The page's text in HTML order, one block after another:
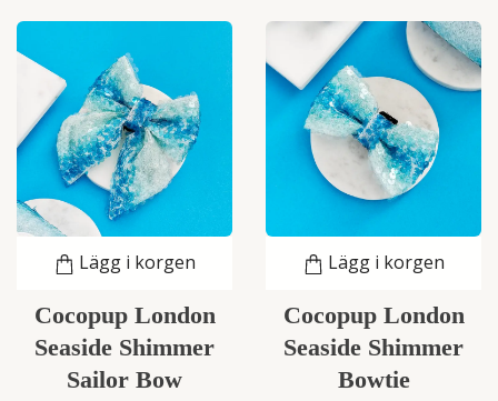
Lägg i korgen
Cocopup London
Seaside Shimmer
Sailor Bow
Lägg i korgen
Cocopup London
Seaside Shimmer
Bowtie